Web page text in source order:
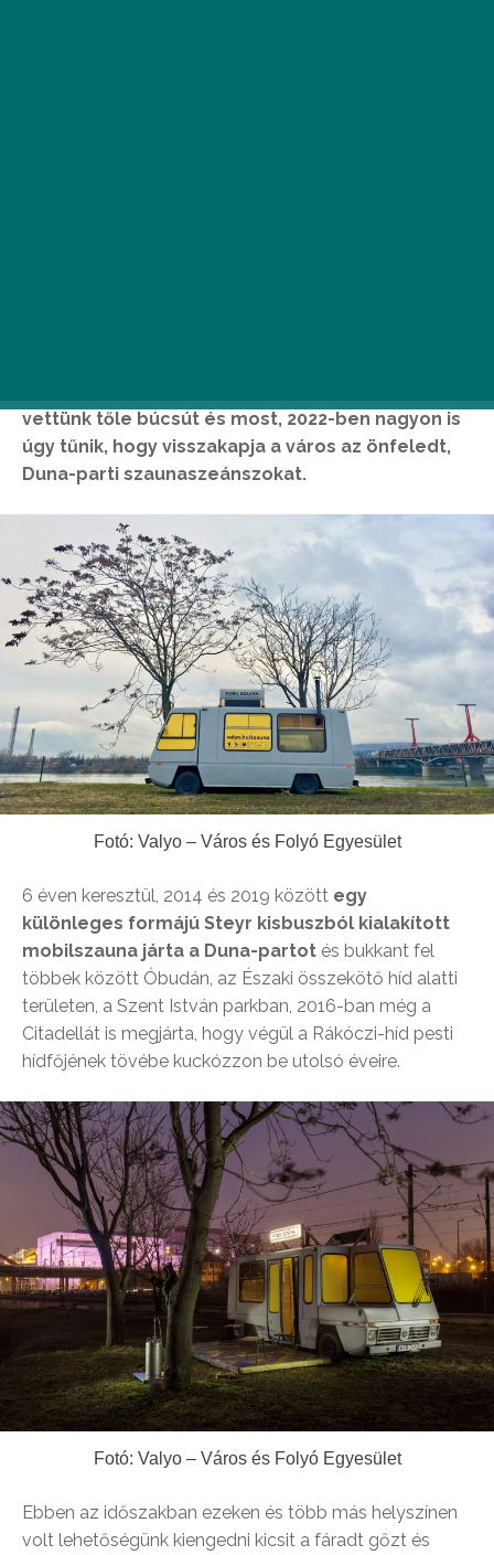
vettünk tőle búcsút és most, 2022-ben nagyon is
úgy tűnik, hogy visszakapja a város az önfeledt,
Duna-parti szaunaszeánszokat.
Fotó: Valyo – Város és Folyó Egyesület
6 éven keresztül, 2014 és 2019 között egy
különleges formájú Steyr kisbuszból kialakított
mobilszauna járta a Duna-partot és bukkant fel
többek között Óbudán, az Északi összekötő híd alatti
területen, a Szent István parkban, 2016-ban még a
Citadellát is megjárta, hogy végül a Rákóczi-híd pesti
hídfőjének tövébe kuckózzon be utolsó éveire.
Fotó: Valyo – Város és Folyó Egyesület
Ebben az időszakban ezeken és több más helyszínen
volt lehetőségünk kiengedni kicsit a fáradt gőzt és